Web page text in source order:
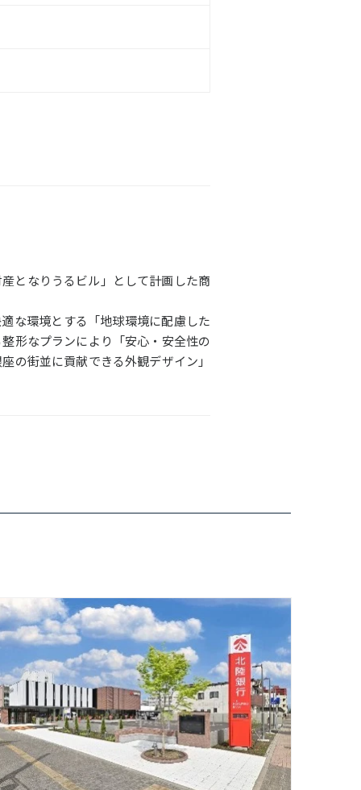
となりうるビル」として計画した商
な環境とする「地球環境に配慮した
形なプランにより「安心・安全性の
の街並に貢献できる外観デザイン」